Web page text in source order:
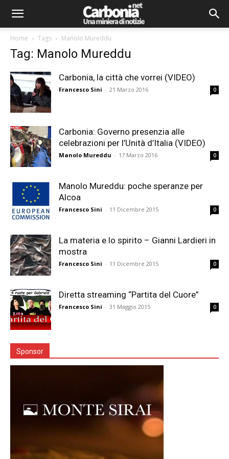
Home Tags Manolo Mureddu
Tag: Manolo Mureddu
Carbonia, la città che vorrei (VIDEO)
Francesco Sini - 21 Marzo 2016 0
Carbonia: Governo presenzia alle
celebrazioni per l’Unità d’Italia (VIDEO)
Manolo Mureddu - 17 Marzo 2016 0
Manolo Mureddu: poche speranze per
Alcoa
Francesco Sini - 11 Dicembre 2015 0
La materia e lo spirito – Gianni Lardieri in
mostra
Francesco Sini - 11 Dicembre 2015 0
Diretta streaming “Partita del Cuore”
Francesco Sini - 31 Maggio 2015 0
Sponsor